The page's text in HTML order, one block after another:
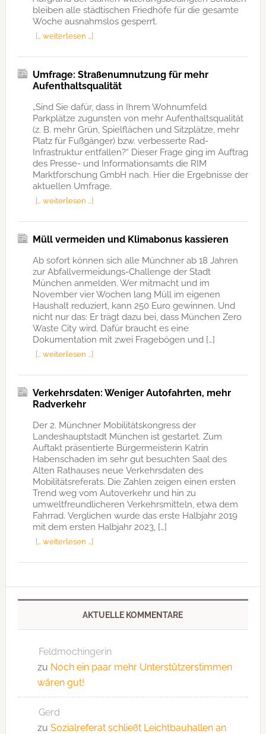
bleiben alle städtischen Friedhöfe für die gesamte
Woche ausnahmslos gesperrt.
[… weiterlesen …]
Umfrage: Straßenumnutzung für mehr
Aufenthaltsqualität
„Sind Sie dafür, dass in Ihrem Wohnumfeld
Parkplätze zugunsten von mehr Aufenthaltsqualität
(z. B. mehr Grün, Spielflächen und Sitzplätze, mehr
Platz für Fußgänger) bzw. verbesserte Rad-
Infrastruktur entfallen?“ Dieser Frage ging im Auftrag
des Presse- und Informationsamts die RIM
Marktforschung GmbH nach. Hier die Ergebnisse der
aktuellen Umfrage.
[… weiterlesen …]
Müll vermeiden und Klimabonus kassieren
Ab sofort können sich alle Münchner ab 18 Jahren
zur Abfallvermeidungs-Challenge der Stadt
München anmelden. Wer mitmacht und im
November vier Wochen lang Müll im eigenen
Haushalt reduziert, kann 250 Euro gewinnen. Und
nicht nur das: Er trägt dazu bei, dass München Zero
Waste City wird. Dafür braucht es eine
Dokumentation mit zwei Fragebögen und […]
[… weiterlesen …]
Verkehrsdaten: Weniger Autofahrten, mehr
Radverkehr
Der 2. Münchner Mobilitätskongress der
Landeshauptstadt München ist gestartet. Zum
Auftakt präsentierte Bürgermeisterin Katrin
Habenschaden im sehr gut besuchten Saal des
Alten Rathauses neue Verkehrsdaten des
Mobilitätsreferats. Die Zahlen zeigen einen ersten
Trend weg vom Autoverkehr und hin zu
umweltfreundlicheren Verkehrsmitteln, etwa dem
Fahrrad. Verglichen wurde das erste Halbjahr 2019
mit dem ersten Halbjahr 2023, […]
[… weiterlesen …]
AKTUELLE KOMMENTARE
Feldmochingerin
zu Noch ein paar mehr Unterstützerstimmen
wären gut!
Gerd
zu Sozialreferat schließt Leichtbauhallen an